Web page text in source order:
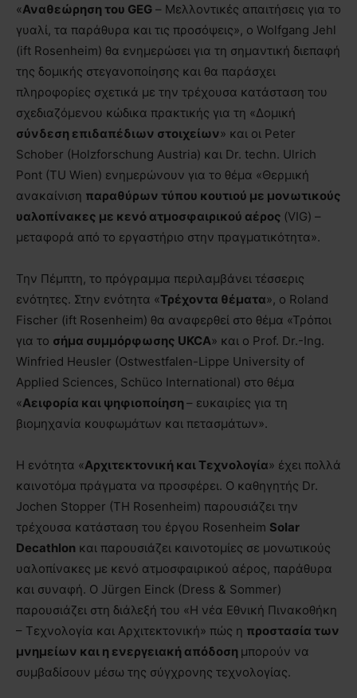
«Αναθεώρηση του GEG – Μελλοντικές απαιτήσεις για το
γυαλί, τα παράθυρα και τις προσόψεις», ο Wolfgang Jehl
(ift Rosenheim) θα ενημερώσει για τη σημαντική διεπαφή
της δομικής στεγανοποίησης και θα παράσχει
πληροφορίες σχετικά με την τρέχουσα κατάσταση του
σχεδιαζόμενου κώδικα πρακτικής για τη «Δομική
σύνδεση επιδαπέδιων στοιχείων» και οι Peter
Schober (Holzforschung Austria) και Dr. techn. Ulrich
Pont (TU Wien) ενημερώνουν για το θέμα «Θερμική
ανακαίνιση παραθύρων τύπου κουτιού με μονωτικούς
υαλοπίνακες με κενό ατμοσφαιρικού αέρος (VIG) –
μεταφορά από το εργαστήριο στην πραγματικότητα».
Την Πέμπτη, το πρόγραμμα περιλαμβάνει τέσσερις
ενότητες. Στην ενότητα «Τρέχοντα θέματα», ο Roland
Fischer (ift Rosenheim) θα αναφερθεί στο θέμα «Τρόποι
για το σήμα συμμόρφωσης UKCA» και ο Prof. Dr.-Ing.
Winfried Heusler (Ostwestfalen-Lippe University of
Applied Sciences, Schüco International) στο θέμα
«Αειφορία και ψηφιοποίηση– ευκαιρίες για τη
βιομηχανία κουφωμάτων και πετασμάτων».
Η ενότητα «Αρχιτεκτονική και Τεχνολογία» έχει πολλά
καινοτόμα πράγματα να προσφέρει. Ο καθηγητής Dr.
Jochen Stopper (TH Rosenheim) παρουσιάζει την
τρέχουσα κατάσταση του έργου Rosenheim Solar
Decathlon και παρουσιάζει καινοτομίες σε μονωτικούς
υαλοπίνακες με κενό ατμοσφαιρικού αέρος, παράθυρα
και συναφή. Ο Jürgen Einck (Dress & Sommer)
παρουσιάζει στη διάλεξή του «Η νέα Εθνική Πινακοθήκη
– Τεχνολογία και Αρχιτεκτονική» πώς η προστασία των
μνημείων και η ενεργειακή απόδοση μπορούν να
συμβαδίσουν μέσω της σύγχρονης τεχνολογίας.